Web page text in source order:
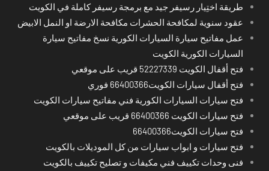
طريقة اختِيار رسيفر جيد مع برمجة رسيفر كاملة في الكويت
عقود سنوية لمكافحة الحشرات مكافحة الارضة او النمل الابيض
عمل مفاتيح سيارة السيارات الكورية نسخ مفاتيح سيارة
السيارات الكورية الكويت
فتح أقفال الكويت 52227339 قريب على موقعي
فتح أقفال سيارات الكويت66400366 فوري
فتح سيارات السيارات الكورية فني مفاتيح سيارات الكويت
فتح سيارات الكويت 66400366 قريب على موقعي
فتح سيارات الكويت66400366
فتح سيارات و ابواب سيارات من كل الموديلات بالكويت
فنى وحدات تكييف فني مكيفات و تصليح تكييف بالكويت